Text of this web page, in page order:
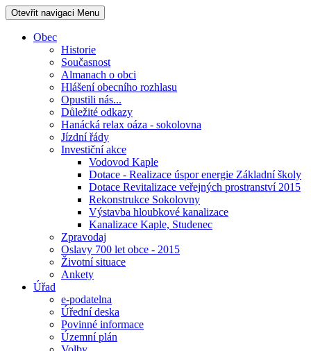
Otevřit navigaci Menu
Obec
Historie
Současnost
Almanach o obci
Hlášení obecního rozhlasu
Opustili nás...
Důležité odkazy
Hanácká relax oáza - sokolovna
Jízdní řády
Investiční akce
Vodovod Kaple
Dotace - Realizace úspor energie Základní školy
Dotace Revitalizace veřejných prostranství 2015
Rekonstrukce Sokolovny
Výstavba hloubkové kanalizace
Kanalizace Kaple, Studenec
Zpravodaj
Oslavy 700 let obce - 2015
Životní situace
Ankety
Úřad
e-podatelna
Úřední deska
Povinné informace
Územní plán